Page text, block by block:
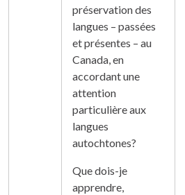
préservation des
langues – passées
et présentes – au
Canada, en
accordant une
attention
particulière aux
langues
autochtones?
Que dois-je
apprendre,